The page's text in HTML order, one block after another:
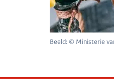
Beeld: © Ministerie